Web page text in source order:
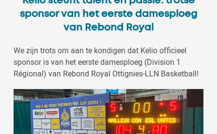
sponsor van het eerste damesploeg
van Rebond Royal
We zijn trots om aan te kondigen dat Kelio officieel
sponsor is van het eerste damesploeg (Division 1
Régional) van Rebond Royal Ottignies-LLN Basketball!